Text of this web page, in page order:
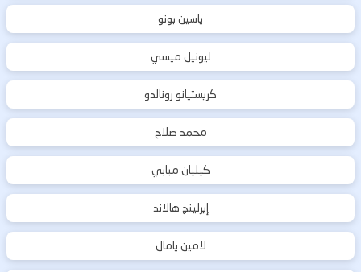
ياسين بونو
ليونيل ميسي
كريستيانو رونالدو
محمد صلاح
كيليان مبابي
إيرلينج هالاند
لامين يامال